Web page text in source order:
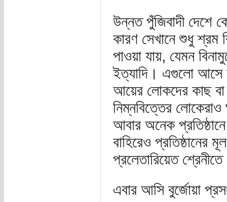
উন্নত পুঁজিবাদী দেশে
কারণ সেখানে শুধু শ্রম
পাওয়া যায়, যেমন
ইত্যাদি। এগুলো আসে
আয়ের লোকদের কাছ বা
নিম্নবিত্তের লোকেরাও
আবার অনেক প্রতিষ্ঠানে
বাহিরেও প্রতিষ্ঠানের
প্রলেতারিয়েত
এবার আসি বুর্জোয়া